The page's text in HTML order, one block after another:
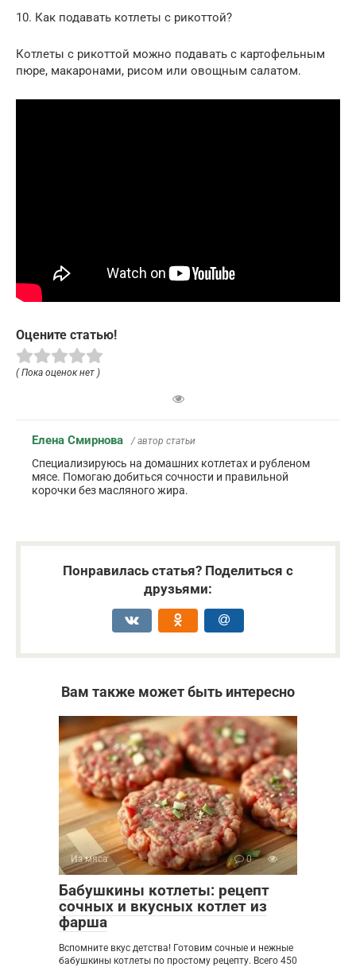
10. Как подавать котлеты с рикоттой?
Котлеты с рикоттой можно подавать с картофельным
пюре, макаронами, рисом или овощным салатом.
Оцените статью!
( Пока оценок нет )
Елена Смирнова / автор статьи
Специализируюсь на домашних котлетах и рубленом
мясе. Помогаю добиться сочности и правильной
корочки без масляного жира.
Понравилась статья? Поделиться с
друзьями:
Вам также может быть интересно
Из мяса 0
Бабушкины котлеты: рецепт
сочных и вкусных котлет из
фарша
Вспомните вкус детства! Готовим сочные и нежные
бабушкины котлеты по простому рецепту. Всего 450